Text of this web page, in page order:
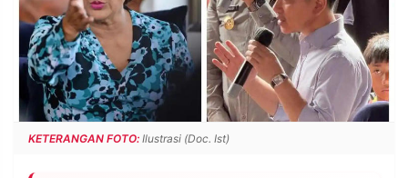
INFORMASI
PRIVACY
POLICY
BERITA
WARGA
INFORMASI
IKLAN
KIRIM
TULISAN
PENGADUAN TERM
KETERANGAN FOTO: Ilustrasi (Doc. Ist)